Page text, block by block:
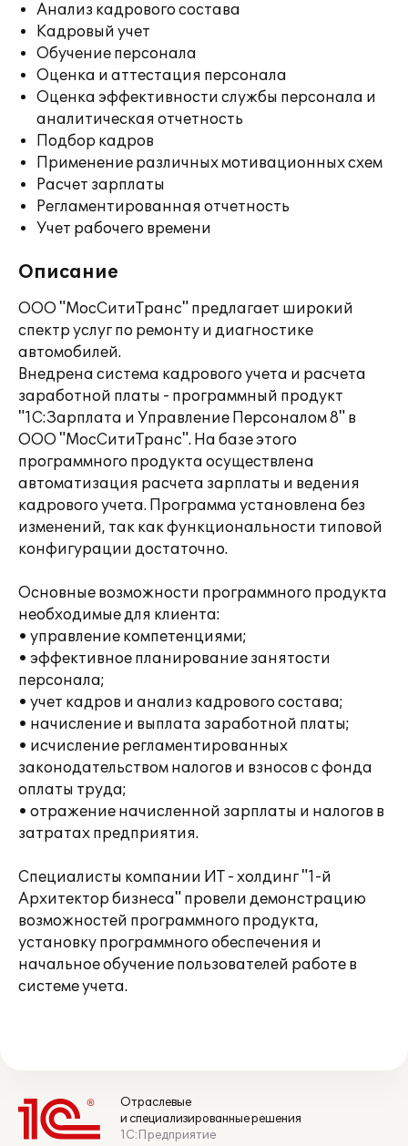
Анализ кадрового состава
Кадровый учет
Обучение персонала
Оценка и аттестация персонала
Оценка эффективности службы персонала и
аналитическая отчетность
Подбор кадров
Применение различных мотивационных схем
Расчет зарплаты
Регламентированная отчетность
Учет рабочего времени
Описание
ООО "МосСитиТранс" предлагает широкий
спектр услуг по ремонту и диагностике
автомобилей.
Внедрена система кадрового учета и расчета
заработной платы - программный продукт
"1С:Зарплата и Управление Персоналом 8" в
ООО "МосСитиТранс". На базе этого
программного продукта осуществлена
автоматизация расчета зарплаты и ведения
кадрового учета. Программа установлена без
изменений, так как функциональности типовой
конфигурации достаточно.
Основные возможности программного продукта
необходимые для клиента:
• управление компетенциями;
• эффективное планирование занятости
персонала;
• учет кадров и анализ кадрового состава;
• начисление и выплата заработной платы;
• исчисление регламентированных
законодательством налогов и взносов с фонда
оплаты труда;
• отражение начисленной зарплаты и налогов в
затратах предприятия.
Специалисты компании ИТ - холдинг "1-й
Архитектор бизнеса" провели демонстрацию
возможностей программного продукта,
установку программного обеспечения и
начальное обучение пользователей работе в
системе учета.
Отраслевые
и специализированные решения
1С:Предприятие